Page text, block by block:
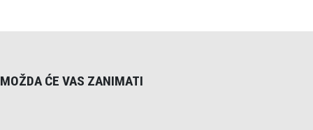
MOŽDA ĆE VAS ZANIMATI